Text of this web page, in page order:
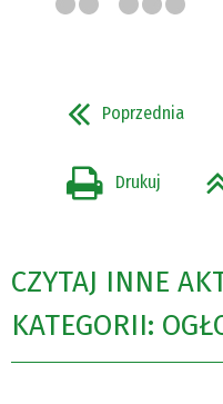
Poprzednia
Drukuj
CZYTAJ INNE
KATEGORII: